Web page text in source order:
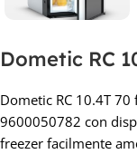
Dometic RC
Dometic RC 10.4T
9600050782 con
freezer facilmente